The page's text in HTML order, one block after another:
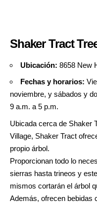
Shaker Tract
Ubicación: 8658 New
Fechas y horarios:
noviembre, y sábados y
9 a.m. a 5 p.m.
Ubicada cerca de Shaker
Village, Shaker Tract
propio árbol.
Proporcionan todo lo
sierras hasta trineos y
mismos cortarán el árbol
Además, ofrecen bebidas